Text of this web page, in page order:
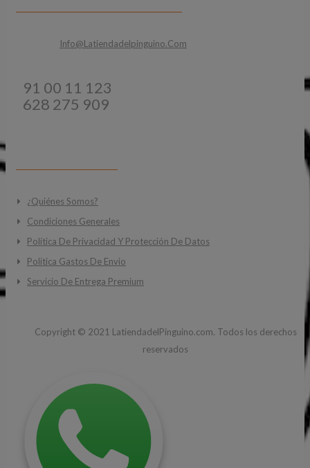
Info@latiendadelpinguino.com
91 00 11 123
628 275 909
¿Quiénes Somos?
Condiciones Generales
Política De Privacidad Y Protección De Datos
Politica Gastos De Envio
Servicio De Entrega Premium
Copyright © 2021 LatiendadelPinguino.com. Todos los derechos
reservados